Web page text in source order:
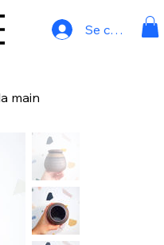
Se connecter
main